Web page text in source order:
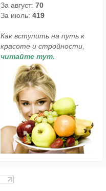
За август: 70
За июль: 419
Как вступить на путь к
красоте и стройности,
читайте тут.